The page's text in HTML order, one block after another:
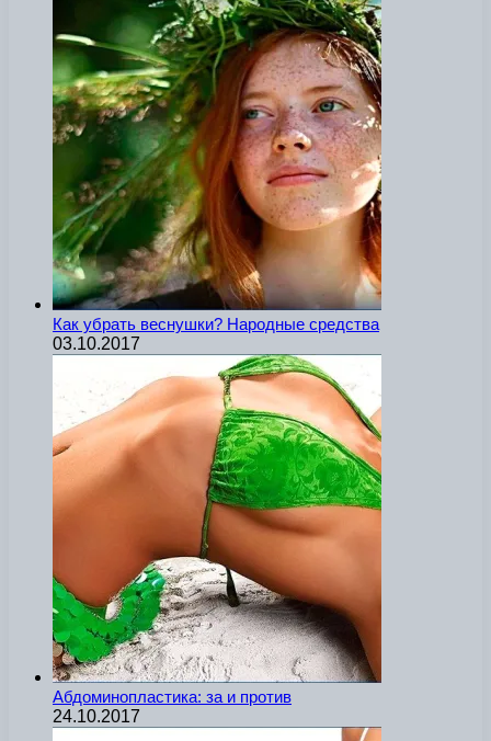
Как убрать веснушки? Народные средства
03.10.2017
Абдоминопластика: за и против
24.10.2017